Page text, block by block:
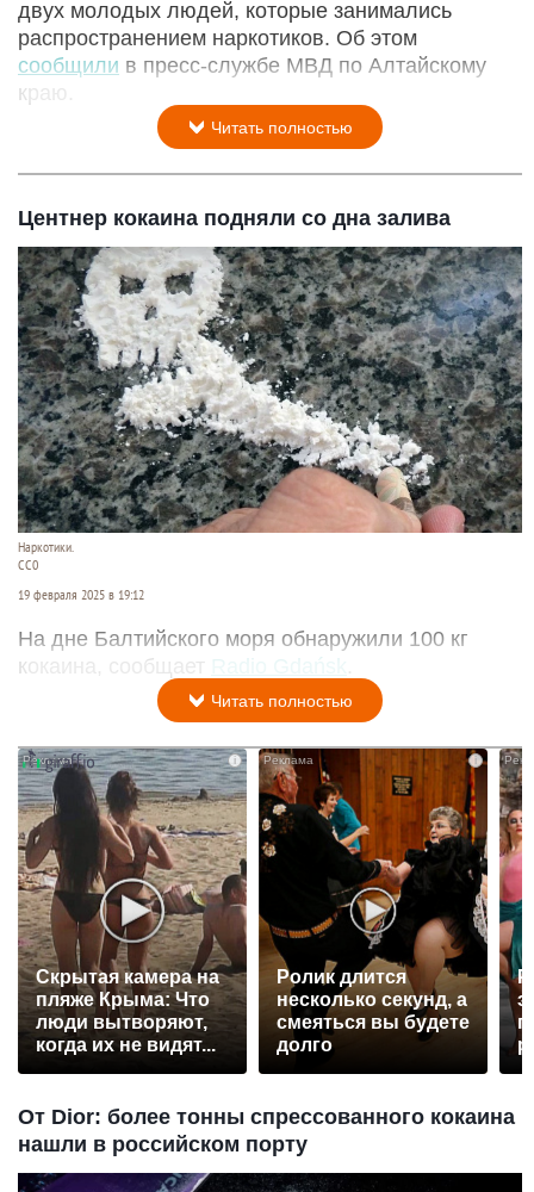
двух молодых людей, которые занимались
распространением наркотиков. Об этом
сообщили в пресс-службе МВД по Алтайскому
краю.
Читать полностью
Центнер кокаина подняли со дна залива
Наркотики.
СС0
19 февраля 2025 в 19:12
На дне Балтийского моря обнаружили 100 кг
кокаина, сообщает Radio Gdańsk
Читать полностью
i
Скрытая камера на
пляже Крыма: Что
люди вытворяют,
когда их не видят...
Ролик длится
несколько секунд, а
смеяться вы будете
долго
От Dior: более тонны спрессованного кокаина
нашли в российском порту